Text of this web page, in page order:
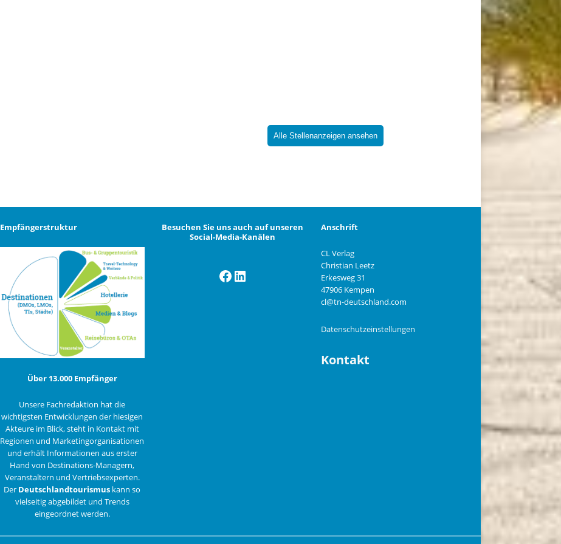
Alle Stellenanzeigen ansehen
Empfängerstruktur
Über 13.000 Empfänger
Unsere Fachredaktion hat die
wichtigsten Entwicklungen der hiesigen
Akteure im Blick, steht in Kontakt mit
Regionen und Marketingorganisationen
und erhält Informationen aus erster
Hand von Destinations-Managern,
Veranstaltern und Vertriebsexperten.
Der Deutschlandtourismus kann so
vielseitig abgebildet und Trends
eingeordnet werden.
Besuchen Sie uns auch auf unseren
Social-Media-Kanälen
Facebook
LinkedIn
Anschrift
CL Verlag
Christian Leetz
Erkesweg 31
47906 Kempen
cl@tn-deutschland.com
Datenschutzeinstellungen
Kontakt